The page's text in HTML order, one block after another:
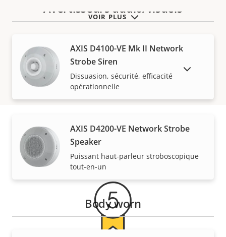
VOIR PLUS
Avertisseurs audio/visuels
AXIS D4100-VE Mk II Network
Strobe Siren
Dissuasion, sécurité, efficacité
opérationnelle
AXIS D4200-VE Network Strobe
Speaker
Puissant haut-parleur stroboscopique
tout-en-un
Body worn
AFFICHER LES PRODUITS ABANDONNÉS
Garantie